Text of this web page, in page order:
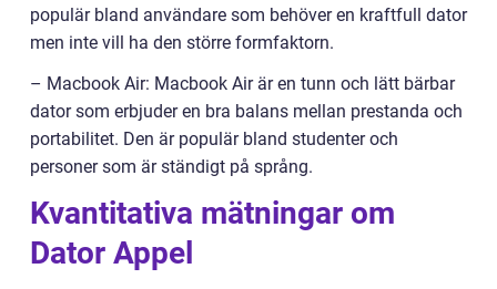
populär bland användare som behöver en kraftfull dator
men inte vill ha den större formfaktorn.
– Macbook Air: Macbook Air är en tunn och lätt bärbar
dator som erbjuder en bra balans mellan prestanda och
portabilitet. Den är populär bland studenter och
personer som är ständigt på språng.
Kvantitativa mätningar om
Dator Appel